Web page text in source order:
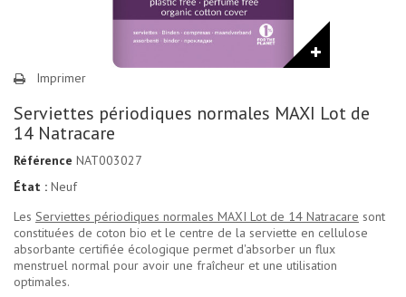
Imprimer
Serviettes périodiques normales MAXI Lot de
14 Natracare
Référence NAT003027
État : Neuf
Les Serviettes périodiques normales MAXI Lot de 14 Natracare sont
constituées de coton bio et le centre de la serviette en cellulose
absorbante certifiée écologique permet d'absorber un flux
menstruel normal pour avoir une fraîcheur et une utilisation
optimales.